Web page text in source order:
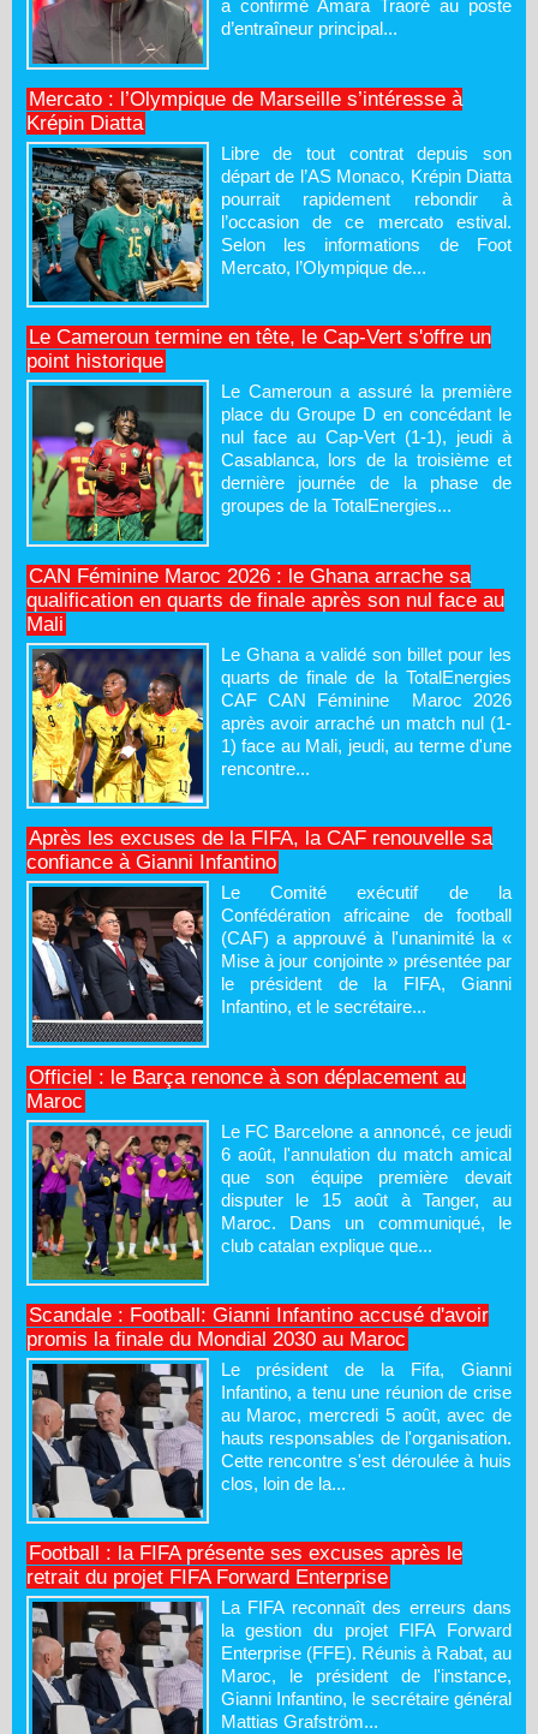
a confirmé Amara Traoré au poste
d’entraîneur principal...
Mercato : l’Olympique de Marseille s’intéresse à
Krépin Diatta
Libre de tout contrat depuis son
départ de l’AS Monaco, Krépin Diatta
pourrait rapidement rebondir à
l’occasion de ce mercato estival.
Selon les informations de Foot
Mercato, l’Olympique de...
Le Cameroun termine en tête, le Cap-Vert s'offre un
point historique
Le Cameroun a assuré la première
place du Groupe D en concédant le
nul face au Cap-Vert (1-1), jeudi à
Casablanca, lors de la troisième et
dernière journée de la phase de
groupes de la TotalEnergies...
CAN Féminine Maroc 2026 : le Ghana arrache sa
qualification en quarts de finale après son nul face au
Mali
Le Ghana a validé son billet pour les
quarts de finale de la TotalEnergies
CAF CAN Féminine Maroc 2026
après avoir arraché un match nul (1-
1) face au Mali, jeudi, au terme d'une
rencontre...
Après les excuses de la FIFA, la CAF renouvelle sa
confiance à Gianni Infantino
Le Comité exécutif de la
Confédération africaine de football
(CAF) a approuvé à l'unanimité la «
Mise à jour conjointe » présentée par
le président de la FIFA, Gianni
Infantino, et le secrétaire...
Officiel : le Barça renonce à son déplacement au
Maroc
Le FC Barcelone a annoncé, ce jeudi
6 août, l'annulation du match amical
que son équipe première devait
disputer le 15 août à Tanger, au
Maroc. Dans un communiqué, le
club catalan explique que...
Scandale : Football: Gianni Infantino accusé d'avoir
promis la finale du Mondial 2030 au Maroc
Le président de la Fifa, Gianni
Infantino, a tenu une réunion de crise
au Maroc, mercredi 5 août, avec de
hauts responsables de l'organisation.
Cette rencontre s'est déroulée à huis
clos, loin de la...
Football : la FIFA présente ses excuses après le
retrait du projet FIFA Forward Enterprise
La FIFA reconnaît des erreurs dans
la gestion du projet FIFA Forward
Enterprise (FFE). Réunis à Rabat, au
Maroc, le président de l'instance,
Gianni Infantino, le secrétaire général
Mattias Grafström...